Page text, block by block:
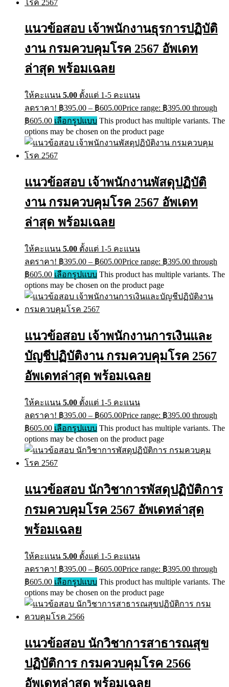
แนวข้อสอบ เจ้าพนักงานธุรการปฏิบัติ
งาน กรมควบคุมโรค 2567 อัพเดท
ล่าสุด พร้อมเฉลย
ให้คะแนน 5.00 ตั้งแต่ 1-5 คะแนน
ลดราคา! ฿395.00 – ฿605.00Price range: ฿395.00 through
฿605.00 เลือกรูปแบบ This product has multiple variants. The
options may be chosen on the product page
แนวข้อสอบ เจ้าพนักงานพัสดุปฏิบัติ
งาน กรมควบคุมโรค 2567 อัพเดท
ล่าสุด พร้อมเฉลย
ให้คะแนน 5.00 ตั้งแต่ 1-5 คะแนน
ลดราคา! ฿395.00 – ฿605.00Price range: ฿395.00 through
฿605.00 เลือกรูปแบบ This product has multiple variants. The
options may be chosen on the product page
แนวข้อสอบ เจ้าพนักงานการเงินและ
บัญชีปฏิบัติงาน กรมควบคุมโรค 2567
อัพเดทล่าสุด พร้อมเฉลย
ให้คะแนน 5.00 ตั้งแต่ 1-5 คะแนน
ลดราคา! ฿395.00 – ฿605.00Price range: ฿395.00 through
฿605.00 เลือกรูปแบบ This product has multiple variants. The
options may be chosen on the product page
แนวข้อสอบ นักวิชาการพัสดุปฏิบัติการ
กรมควบคุมโรค 2567 อัพเดทล่าสุด
พร้อมเฉลย
ให้คะแนน 5.00 ตั้งแต่ 1-5 คะแนน
ลดราคา! ฿395.00 – ฿605.00Price range: ฿395.00 through
฿605.00 เลือกรูปแบบ This product has multiple variants. The
options may be chosen on the product page
แนวข้อสอบ นักวิชาการสาธารณสุข
ปฏิบัติการ กรมควบคุมโรค 2566
อัพเดทล่าสุด พร้อมเฉลย